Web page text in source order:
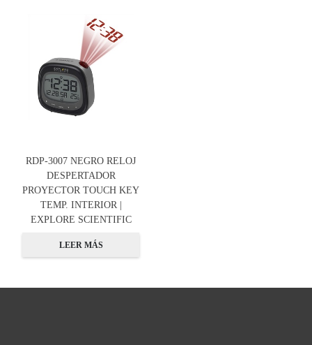
RDP-3007 NEGRO RELOJ
DESPERTADOR
PROYECTOR TOUCH KEY
TEMP. INTERIOR |
EXPLORE SCIENTIFIC
LEER MÁS